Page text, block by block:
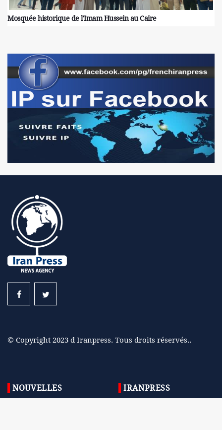
Mosquée historique de l'Imam Hussein au Caire
© Copyright 2023 d Iranpress. Tous droits réservés..
NOUVELLES IRANPRESS